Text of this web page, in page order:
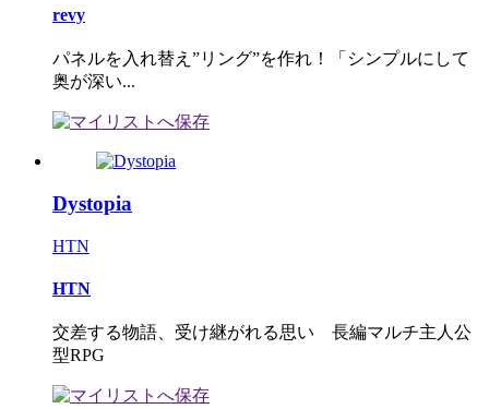
revy
パネルを入れ替え”リング”を作れ！「シンプルにして
奥が深い...
Dystopia
HTN
HTN
交差する物語、受け継がれる思い 長編マルチ主人公
型RPG